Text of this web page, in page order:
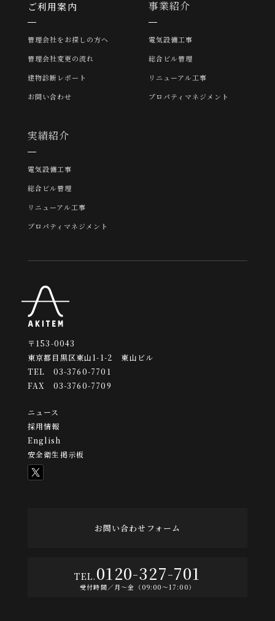
ご利用案内
管理会社をお探しの方へ
管理会社変更の流れ
建物診断レポート
お問い合わせ
事業紹介
電気設備工事
総合ビル管理
リニューアル工事
プロパティマネジメント
実績紹介
電気設備工事
総合ビル管理
リニューアル工事
プロパティマネジメント
〒153-0043
東京都目黒区東山1-1-2 東山ビル
TEL 03-3760-7701
FAX 03-3760-7709
ニュース
採用情報
English
安全衛生掲示板
お問い合わせフォーム
0120-327-701
受付時間／月〜金（09:00〜17:00）